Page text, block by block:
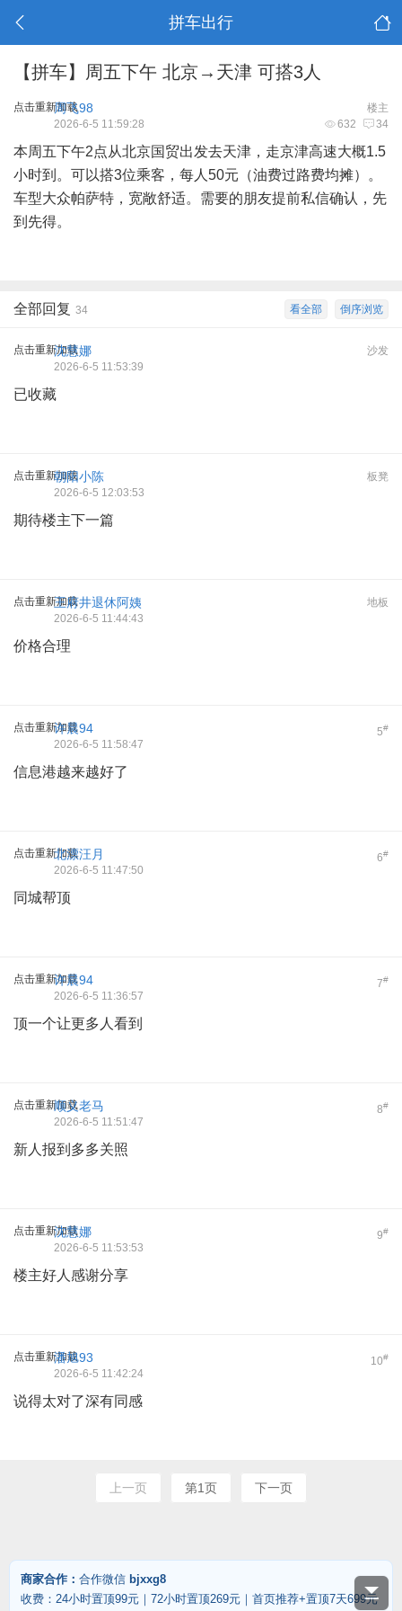
拼车出行
【拼车】周五下午 北京→天津 可搭3人
点击重新加载 楼主
周飞98
632 34
2026-6-5 11:59:28
本周五下午2点从北京国贸出发去天津，走京津高速大概1.5
小时到。可以搭3位乘客，每人50元（油费过路费均摊）。
车型大众帕萨特，宽敞舒适。需要的朋友提前私信确认，先
到先得。
倒序浏览
看全部
全部回复 34
点击重新加载 沙发
沈慧娜
2026-6-5 11:53:39
已收藏
点击重新加载 板凳
朝阳小陈
2026-6-5 12:03:53
期待楼主下一篇
点击重新加载 地板
王府井退休阿姨
2026-6-5 11:44:43
价格合理
点击重新加载 5#
许晨94
2026-6-5 11:58:47
信息港越来越好了
点击重新加载 6#
北漂汪月
2026-6-5 11:47:50
同城帮顶
点击重新加载 7#
许晨94
2026-6-5 11:36:57
顶一个让更多人看到
点击重新加载 8#
顺义老马
2026-6-5 11:51:47
新人报到多多关照
点击重新加载 9#
沈慧娜
2026-6-5 11:53:53
楼主好人感谢分享
点击重新加载 10#
潘旭93
2026-6-5 11:42:24
说得太对了深有同感
上一页 第1页 下一页
商家合作： 合作微信 bjxxg8
收费：24小时置顶99元｜72小时置顶269元｜首页推荐+置顶7天699元